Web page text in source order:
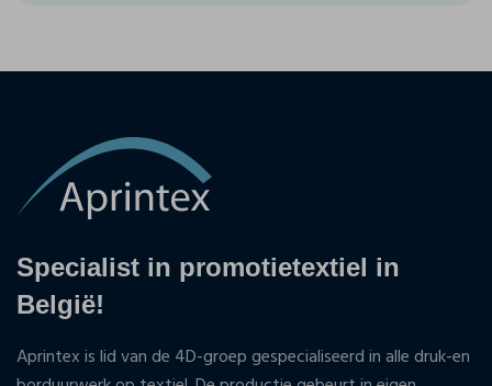
Specialist in promotietextiel in
België!
Aprintex is lid van de 4D-groep gespecialiseerd in alle druk-en